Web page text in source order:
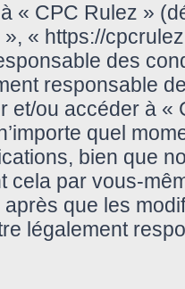
« CPC Rulez »
« https://
des
responsable
et/ou accéder à
quel
bien que
cela par vous-
que les
légalement